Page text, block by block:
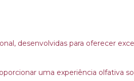
desenvolvidas para oferecer
uma experiência olfativa